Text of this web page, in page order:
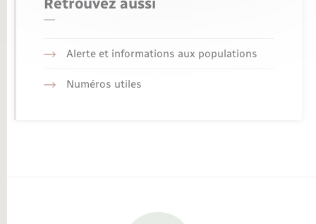
Alerte et informations aux populations
Numéros utiles